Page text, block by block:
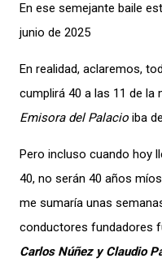
En ese semejante baile
junio de 2025
En realidad, aclaremos,
cumplirá 40 a las 11 de la
Emisora del Palacio iba
Pero incluso cuando hoy
40, no serán 40 años
me sumaría unas
conductores fundadores
Carlos Núñez y Claudio